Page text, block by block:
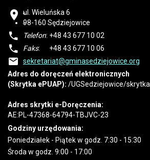
ul. Wieluńska 6
98-160 Sędziejowice
Telefon: +48 43 677 10 02
Faks: +48 43 677 10 06
sekretariat@gminasedziejowice.org
Adres do doręczeń elektronicznych
(Skrytka ePUAP): /UGSedziejowice/skrytka
Adres skrytki e-Doręczenia:
AE:PL-47368-64794-TBJVC-23
Godziny urzędowania:
Poniedziałek - Piątek w godz. 7:30 - 15:30
Środa w godz. 9:00 - 17:00